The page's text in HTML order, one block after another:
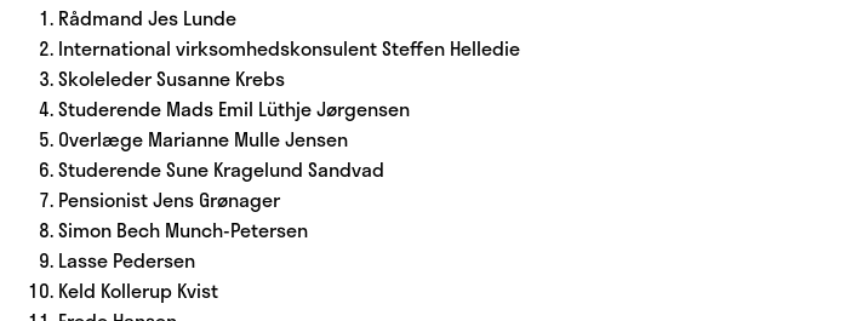
Rådmand Jes Lunde
International virksomhedskonsulent Steffen Helledie
Skoleleder Susanne Krebs
Studerende Mads Emil Lüthje Jørgensen
Overlæge Marianne Mulle Jensen
Studerende Sune Kragelund Sandvad
Pensionist Jens Grønager
Simon Bech Munch-Petersen
Lasse Pedersen
Keld Kollerup Kvist